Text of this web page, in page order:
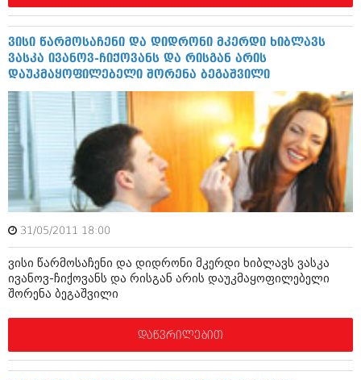
საზოგადოება
მოდი, ვილაპარაკოთ
მოდა + დიზაინი
რელიგია
მედიცინა
სპორტი
კადრს მიღმა
ავტორჩევები
ბელადები
თემიდას სასწორი
მედიცინა
სპორტი
კადრს მიღმა
ავტორჩევები
ბელადები
ბიზნესსიახლეები
გვარები
თემიდას სასწორი
ჰოროსკოპი და შეუცნობელი
ვისი წარმოსაჩენი და დიდრონი მკერდი ხიბლავს
ვასკა ივანოვ-ჩიქოვანს და რისგან არის
დაუკმაყოფილებელი შორენა ბეგაშვილი
31/05/2011 18:00
ვისი წარმოსაჩენი და დიდრონი მკერდი ხიბლავს ვასკა
ივანოვ-ჩიქოვანს და რისგან არის დაუკმაყოფილებელი
შორენა ბეგაშვილი
დაწვრილებით